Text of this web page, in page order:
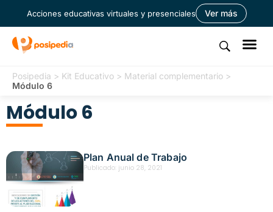
Acciones educativas virtuales y presenciales Ver más
Posipedia > Kit Educativo > Material complementario >
Módulo 6
Módulo 6
Plan Anual de Trabajo
Publicado: junio 28, 2021